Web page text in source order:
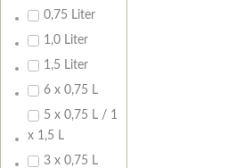
0,75 Liter
1,0 Liter
1,5 Liter
6 x 0,75 L
5 x 0,75 L / 1
x 1,5 L
3 x 0,75 L